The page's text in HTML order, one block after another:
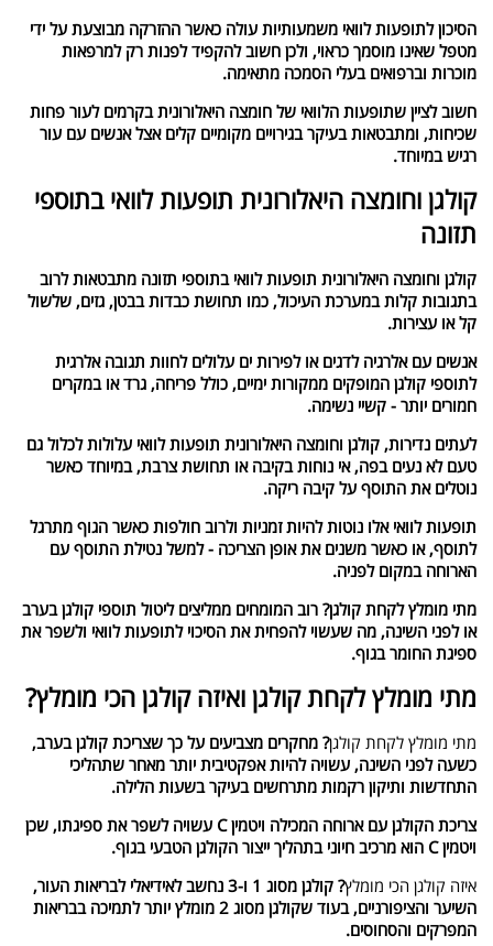
הסיכון לתופעות לוואי משמעותיות עולה כאשר ההזרקה מבוצעת על ידי
מטפל שאינו מוסמך כראוי, ולכן חשוב להקפיד לפנות רק למרפאות
מוכרות וברפואים בעלי הסמכה מתאימה.
חשוב לציין שתופעות הלוואי של חומצה היאלורונית בקרמים לעור פחות
שכיחות, ומתבטאות בעיקר בגירויים מקומיים קלים אצל אנשים עם עור
רגיש במיוחד.
קולגן וחומצה היאלורונית תופעות לוואי בתוספי
תזונה
קולגן וחומצה היאלורונית תופעות לוואי בתוספי תזונה מתבטאות לרוב
בתגובות קלות במערכת העיכול, כמו תחושת כבדות בבטן, גזים, שלשול
קל או עצירות.
אנשים עם אלרגיה לדגים או לפירות ים עלולים לחוות תגובה אלרגית
לתוספי קולגן המופקים ממקורות ימיים, כולל פריחה, גרד או במקרים
חמורים יותר - קשיי נשימה.
לעתים נדירות, קולגן וחומצה היאלורונית תופעות לוואי עלולות לכלול גם
טעם לא נעים בפה, אי נוחות בקיבה או תחושת צרבת, במיוחד כאשר
נוטלים את התוסף על קיבה ריקה.
תופעות לוואי אלו נוטות להיות זמניות ולרוב חולפות כאשר הגוף מתרגל
לתוסף, או כאשר משנים את אופן הצריכה - למשל נטילת התוסף עם
הארוחה במקום לפניה.
מתי מומלץ לקחת קולגן? רוב המומחים ממליצים ליטול תוספי קולגן בערב
או לפני השינה, מה שעשוי להפחית את הסיכוי לתופעות לוואי ולשפר את
ספיגת החומר בגוף.
מתי מומלץ לקחת קולגן ואיזה קולגן הכי מומלץ?
מתי מומלץ לקחת קולגן? מחקרים מצביעים על כך שצריכת קולגן בערב,
כשעה לפני השינה, עשויה להיות אפקטיבית יותר מאחר שתהליכי
התחדשות ותיקון רקמות מתרחשים בעיקר בשעות הלילה.
צריכת הקולגן עם ארוחה המכילה ויטמין C עשויה לשפר את ספיגתו, שכן
ויטמין C הוא מרכיב חיוני בתהליך ייצור הקולגן הטבעי בגוף.
איזה קולגן הכי מומלץ
? קולגן מסוג 1 ו-3 נחשב לאידיאלי לבריאות העור,
השיער והציפורניים, בעוד שקולגן מסוג 2 מומלץ יותר לתמיכה בבריאות
המפרקים והסחוסים.